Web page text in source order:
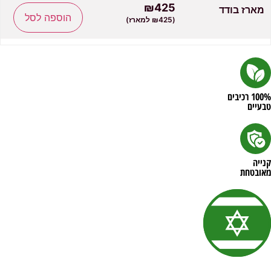
מארז בודד ₪425
(₪425 למארז) הוספה לסל
100% רכיבים
טבעיים
קנייה
מאובטחת